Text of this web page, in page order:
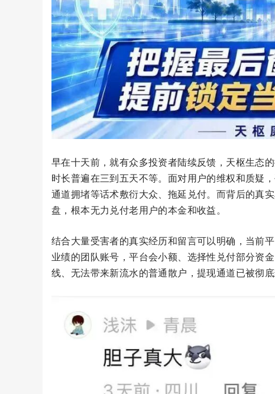
早在十天前，就有众多投资者陆续反馈，天枢生态
时长普遍在三到五天不等。面对用户的维权和质疑
通道拥堵等话术敷衍大众、拖延兑付。而背后的真
盘，根本无力兑付老用户的本金和收益。
结合大量受害者的真实经历和留言可以明确，当前
业绩的团队账号，平台会小额、选择性兑付部分资
线、无法带来新流水的普通散户，提现通道已被彻